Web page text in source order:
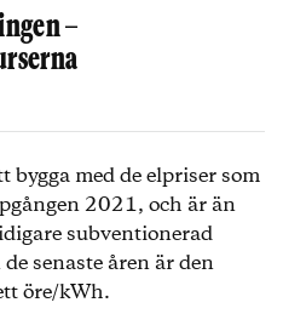
–
med de elpriser som
2021, och är än
subventionerad
senaste åren är den
öre/kWh.